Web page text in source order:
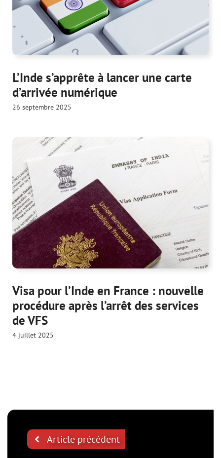
L’Inde s’apprête à lancer une carte
d’arrivée numérique
26 septembre 2025
Visa pour l’Inde en France : nouvelle
procédure après l’arrêt des services
de VFS
4 juillet 2025
Article précédent